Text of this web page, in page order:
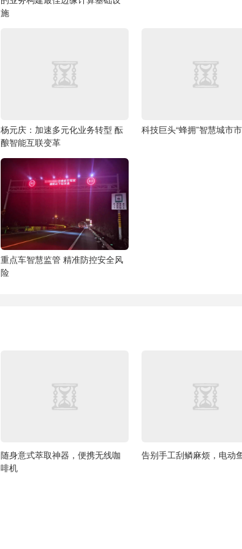
施
杨元庆：加速多元化业务转型 酝
酿智能互联变革
科技巨头“蜂拥”智慧城市
重点车智慧监管 精准防控安全风
险
随身意式萃取神器，便携无线咖
啡机
告别手工刮鳞麻烦，电动